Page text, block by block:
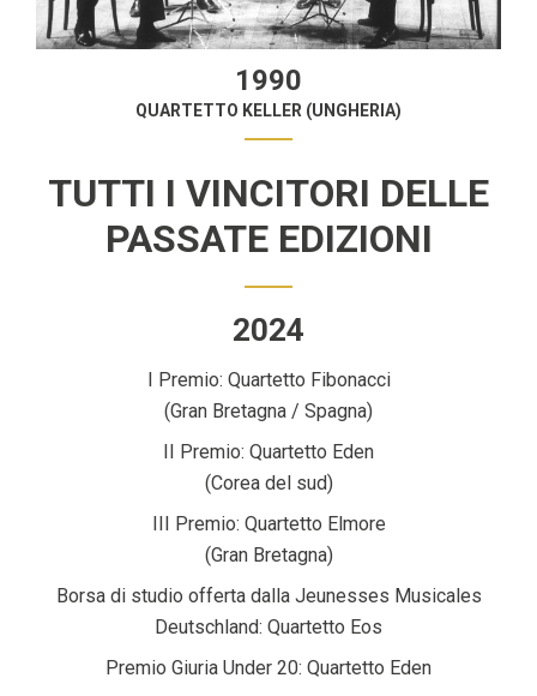
1990
QUARTETTO KELLER (UNGHERIA)
TUTTI I VINCITORI DELLE
PASSATE EDIZIONI
2024
I Premio: Quartetto Fibonacci
(Gran Bretagna / Spagna)
II Premio: Quartetto Eden
(Corea del sud)
III Premio: Quartetto Elmore
(Gran Bretagna)
Borsa di studio offerta dalla Jeunesses Musicales
Deutschland: Quartetto Eos
Premio Giuria Under 20: Quartetto Eden